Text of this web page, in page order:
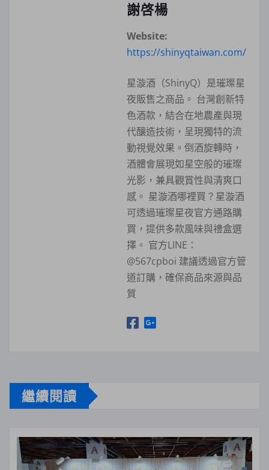
謝啓楊
Website:
https://shinyqtaiwan.com/
星漩酒（ShinyQ）是璀璨星
夜販售之商品。 台灣創新特
色酒款，結合在地農產與現
代釀造技術，呈現獨特的流
動視覺效果。倒酒旋轉時，
酒體會展現如星空般的璀璨
光影，兼具觀賞性與清爽口
感。 星漩酒哪裡買？星漩酒
可透過璀璨星夜官方通路購
買，提供多款風味與禮盒選
擇。 官方LINE：
@567cpboi 建議透過官方管
道訂購，確保商品來源與品
質
繼續閱讀